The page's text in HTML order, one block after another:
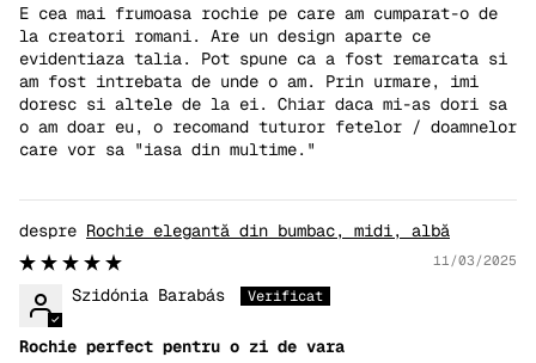
E cea mai frumoasa rochie pe care am cumparat-o de
la creatori romani. Are un design aparte ce
evidentiaza talia. Pot spune ca a fost remarcata si
am fost intrebata de unde o am. Prin urmare, imi
doresc si altele de la ei. Chiar daca mi-as dori sa
o am doar eu, o recomand tuturor fetelor / doamnelor
care vor sa "iasa din multime."
Rochie elegantă din bumbac, midi, albă
11/03/2025
Szidónia Barabás
Rochie perfect pentru o zi de vara